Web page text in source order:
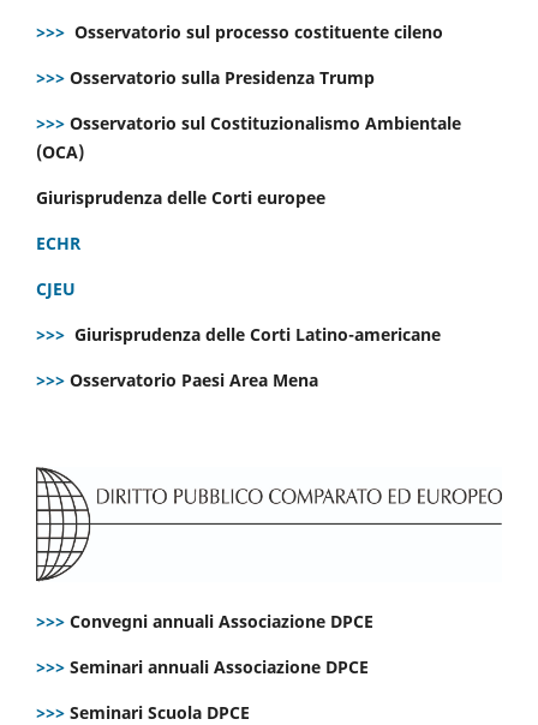
>>> Osservatorio sul processo costituente cileno
>>> Osservatorio sulla Presidenza Trump
>>> Osservatorio sul Costituzionalismo Ambientale
(OCA)
Giurisprudenza delle Corti europee
ECHR
CJEU
>>> Giurisprudenza delle Corti Latino-americane
>>> Osservatorio Paesi Area Mena
>>> Convegni annuali Associazione DPCE
>>> Seminari annuali Associazione DPCE
>>> Seminari Scuola DPCE